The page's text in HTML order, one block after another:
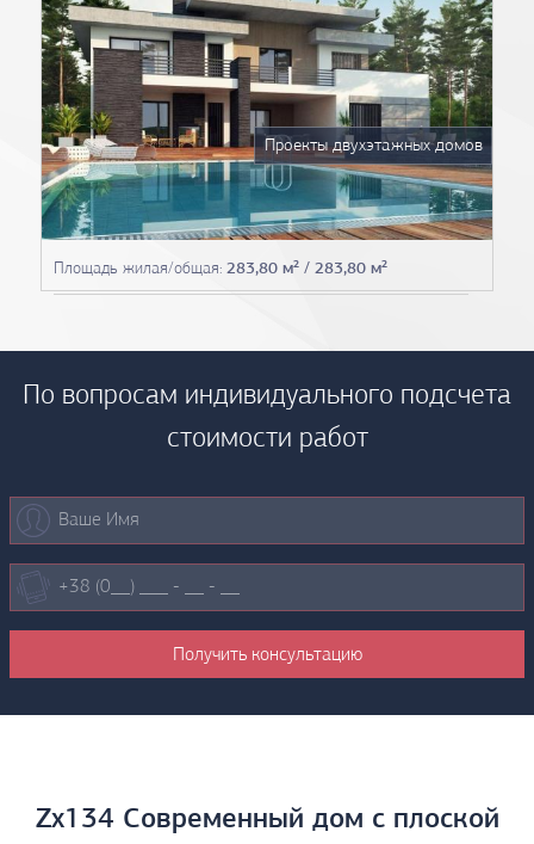
Площадь жилая/общая: 283,80 м² / 283,80 м²
Проекты двухэтажных домов
По вопросам индивидуального подсчета
стоимости работ
Zx134 Современный дом с плоской